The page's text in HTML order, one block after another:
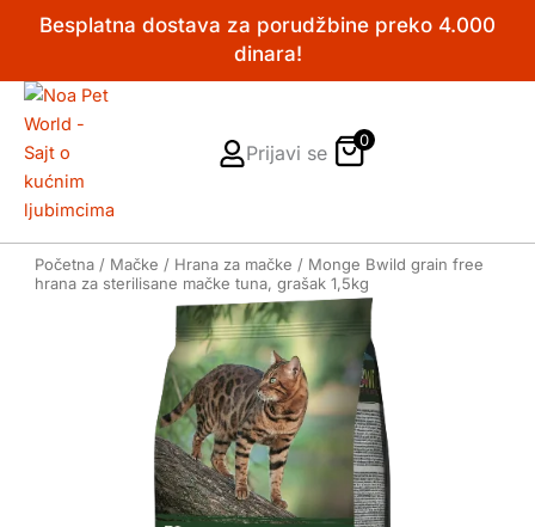
PređiBesplatna dostava za porudžbine preko 4.000
dinara!
Prijavi se
0
Početna / Mačke / Hrana za mačke / Monge Bwild grain free
hrana za sterilisane mačke tuna, grašak 1,5kg